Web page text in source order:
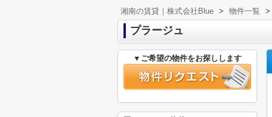
湘南の賃貸｜株式会社Blue > 物件一覧 >
プラージュ
▼ご希望の物件をお探しします